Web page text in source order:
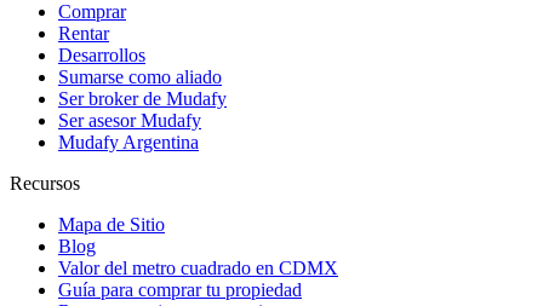
Comprar
Rentar
Desarrollos
Sumarse como aliado
Ser broker de Mudafy
Ser asesor Mudafy
Mudafy Argentina
Recursos
Mapa de Sitio
Blog
Valor del metro cuadrado en CDMX
Guía para comprar tu propiedad